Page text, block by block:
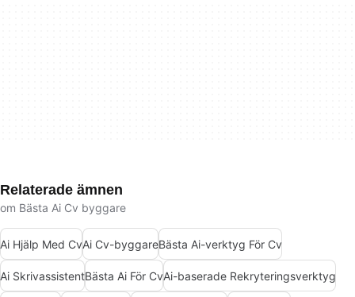
Relaterade ämnen
om Bästa Ai Cv byggare
Ai Hjälp Med CvAi Cv-byggareBästa Ai-verktyg För Cv
Ai SkrivassistentBästa Ai För CvAi-baserade Rekryteringsverktyg